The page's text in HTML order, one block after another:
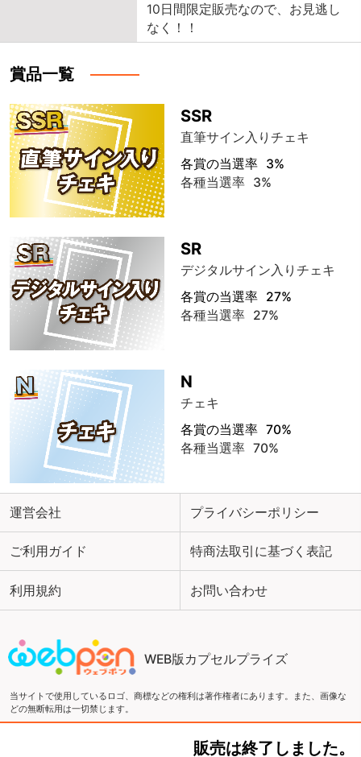
10日間限定販売なので、お見逃し
なく！！
賞品一覧
SSR
直筆サイン入りチェキ
各賞の当選率 3%
各種当選率 3%
SR
デジタルサイン入りチェキ
各賞の当選率 27%
各種当選率 27%
N
チェキ
各賞の当選率 70%
各種当選率 70%
販売は終了しました。
運営会社 プライバシーポリシー
ご利用ガイド 特商法取引に基づく表記
利用規約 お問い合わせ
WEB版カプセルプライズ
当サイトで使用しているロゴ、商標などの権利は著作権者にあります。また、画像な
どの無断転用は一切禁じます。
Copyright ©2016 ウェブポン and ZEN Co., LTD. All Rights Reserved.